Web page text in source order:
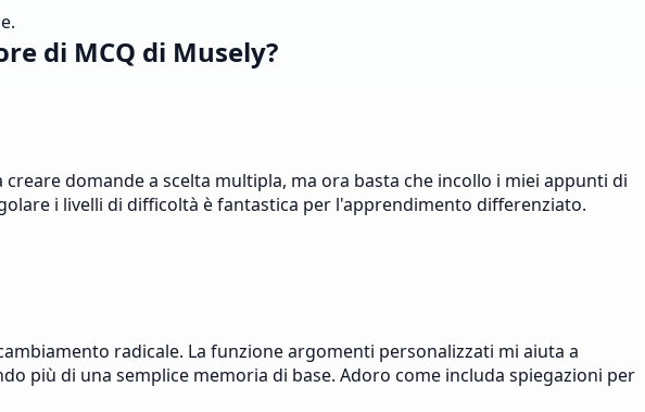
di MCQ di Musely?
domande a scelta multipla, ma ora basta che incollo i miei appunti di
i livelli di difficoltà è fantastica per l'apprendimento differenziato.
radicale. La funzione argomenti personalizzati mi aiuta a
più di una semplice memoria di base. Adoro come includa spiegazioni per